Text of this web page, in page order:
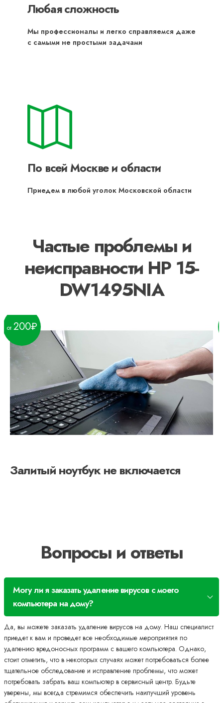
Любая сложность
Мы профессионалы и легко справляемся даже
с самыми не простыми задачами
По всей Москве и области
Приедем в любой уголок Московской области
Частые проблемы и
неисправности HP 15-
DW1495NIA
Залитый ноутбук не включается
200
Вопросы и ответы
Могу ли я заказать удаление вирусов с моего
компьютера на дому?
Да, вы можете заказать удаление вирусов на дому. Наш специалист
приедет к вам и проведет все необходимые мероприятия по
удалению вредоносных программ с вашего компьютера. Однако,
стоит отметить, что в некоторых случаях может потребоваться более
тщательное обследование и исправление проблемы, что может
потребовать забрать ваш компьютер в сервисный центр. Будьте
уверены, мы всегда стремимся обеспечить наилучший уровень